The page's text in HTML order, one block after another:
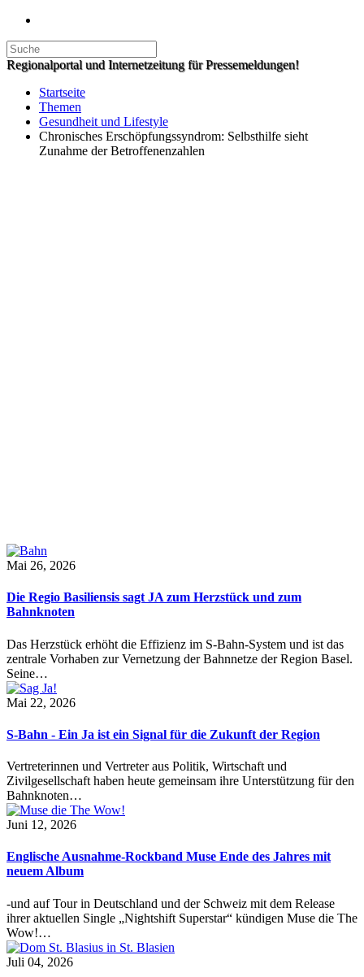
Regionalportal und Internetzeitung für Pressemeldungen!
Startseite
Themen
Gesundheit und Lifestyle
Chronisches Erschöpfungssyndrom: Selbsthilfe sieht
Zunahme der Betroffenenzahlen
Mai 26, 2026
Die Regio Basiliensis sagt JA zum Herzstück und zum
Bahnknoten
Das Herzstück erhöht die Effizienz im S-Bahn-System und ist das
zentrale Vorhaben zur Vernetzung der Bahnnetze der Region Basel.
Seine…
Mai 22, 2026
S-Bahn - Ein Ja ist ein Signal für die Zukunft der Region
Vertreterinnen und Vertreter aus Politik, Wirtschaft und
Zivilgesellschaft haben heute gemeinsam ihre Unterstützung für den
Bahnknoten…
Juni 12, 2026
Englische Ausnahme-Rockband Muse Ende des Jahres mit
neuem Album
-und auf Tour in Deutschland und der Schweiz mit dem Release
ihrer aktuellen Single „Nightshift Superstar“ kündigen Muse die The
Wow!…
Juli 04, 2026